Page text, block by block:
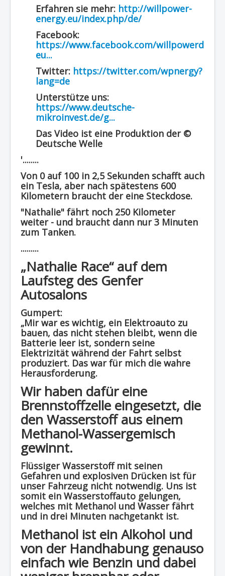
Erfahren sie mehr: http://willpower-
energy.eu/index.php/de/
Facebook:
https://www.facebook.com/willpowerd
eu...
Twitter: https://twitter.com/wpnergy?
lang=de
Unterstütze uns:
https://www.deutsche-
mikroinvest.de/g...
Das Video ist eine Produktion der ©
Deutsche Welle
'........
Von 0 auf 100 in 2,5 Sekunden schafft auch
ein Tesla, aber nach spätestens 600
Kilometern braucht der eine Steckdose.
"Nathalie" fährt noch 250 Kilometer
weiter - und braucht dann nur 3 Minuten
zum Tanken.
.........
„Nathalie Race“ auf dem
Laufsteg des Genfer
Autosalons
Gumpert:
„Mir war es wichtig, ein Elektroauto zu
bauen, das nicht stehen bleibt, wenn die
Batterie leer ist, sondern seine
Elektrizität während der Fahrt selbst
produziert. Das war für mich die wahre
Herausforderung.
Wir haben dafür eine
Brennstoffzelle eingesetzt, die
den Wasserstoff aus einem
Methanol-Wassergemisch
gewinnt.
Flüssiger Wasserstoff mit seinen
Gefahren und explosiven Drücken ist für
unser Fahrzeug nicht notwendig. Uns ist
somit ein Wasserstoffauto gelungen,
welches mit Methanol und Wasser fährt
und in drei Minuten nachgetankt ist.
Methanol ist ein Alkohol und
von der Handhabung genauso
einfach wie Benzin und dabei